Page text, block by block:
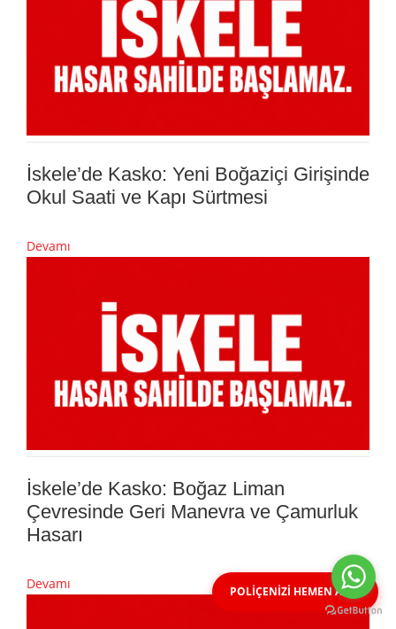
İskele’de Kasko: Yeni Boğaziçi Girişinde
Okul Saati ve Kapı Sürtmesi
Devamı
İskele’de Kasko: Boğaz Liman
Çevresinde Geri Manevra ve Çamurluk
Hasarı
Devamı POLİÇENİZİ HEMEN ALIN